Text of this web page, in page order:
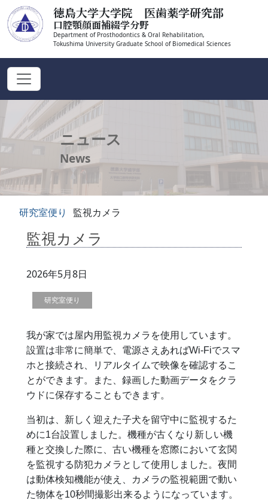
徳島大学大学院 医歯薬学研究部
口腔顎顔面補綴学分野
Department of Prosthodontics & Oral Rehabilitation,
Tokushima University Graduate School of Biomedical Sciences
ニュース
News
研究室便り 監視カメラ
監視カメラ
2026年5月8日
研究室便り
我が家では屋内用監視カメラを使用しています。
設置は非常に簡単で、電源さえあればWi-Fiでスマ
ホと接続され、リアルタイムで映像を確認するこ
とができます。また、録画した動画データをクラ
ウドに保存することもできます。
当初は、新しく迎えた子犬を留守中に監視するた
めに1台設置しました。機種が古くなり新しい機
種と交換した際に、古い機種を窓際において玄関
を監視する防犯カメラとして使用しました。夜間
は動体検知機能が使え、カメラの監視範囲で動い
た物体を10秒間撮影出来るようになっています。